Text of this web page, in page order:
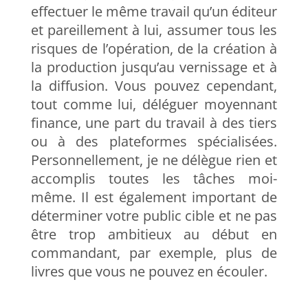
effectuer le même travail qu’un éditeur
et pareillement à lui, assumer tous les
risques de l’opération, de la création à
la production jusqu’au vernissage et à
la diffusion. Vous pouvez cependant,
tout comme lui, déléguer moyennant
finance, une part du travail à des tiers
ou à des plateformes spécialisées.
Personnellement, je ne délègue rien et
accomplis toutes les tâches moi-
même. Il est également important de
déterminer votre public cible et ne pas
être trop ambitieux au début en
commandant, par exemple, plus de
livres que vous ne pouvez en écouler.